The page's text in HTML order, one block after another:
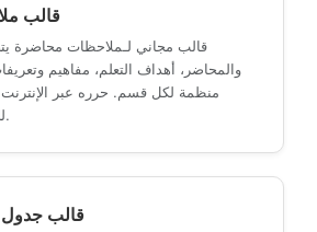
قالب
قالب مجاني لـملاحظات محاضرة
والمحاضر، أهداف التعلم، مفاهيم
منظمة لكل قسم. حرره عبر
للمراجعة والمشاركة.
قالب جدول